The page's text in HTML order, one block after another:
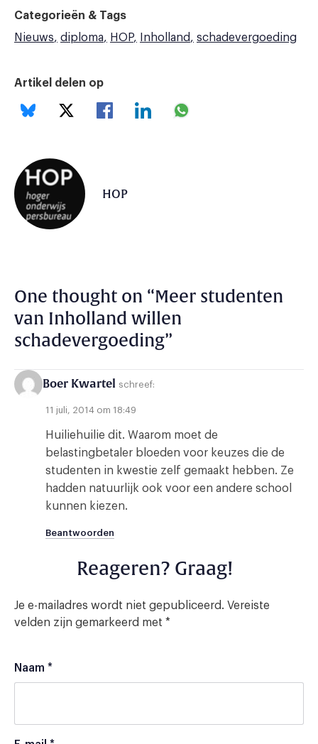
Categorieën & Tags
Nieuws
diploma HOP Inholland schadevergoeding
Artikel delen op
HOP
One thought on “Meer studenten
van Inholland willen
schadevergoeding”
Boer Kwartel schreef:
11 juli, 2014 om 18:49
Huiliehuilie dit. Waarom moet de
belastingbetaler bloeden voor keuzes die de
studenten in kwestie zelf gemaakt hebben. Ze
hadden natuurlijk ook voor een andere school
kunnen kiezen.
Beantwoorden
Reageren? Graag!
Je e-mailadres wordt niet gepubliceerd. Vereiste
velden zijn gemarkeerd met *
Naam *